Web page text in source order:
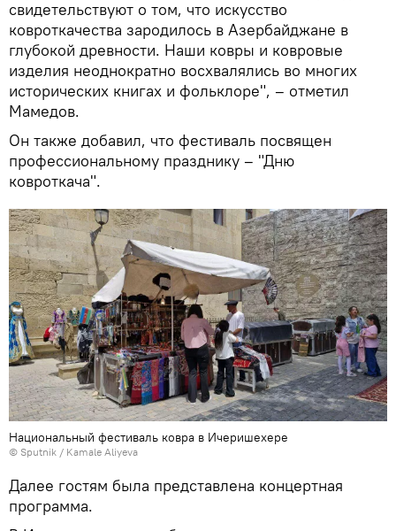
свидетельствуют о том, что искусство
ковроткачества зародилось в Азербайджане в
глубокой древности. Наши ковры и ковровые
изделия неоднократно восхвалялись во многих
исторических книгах и фольклоре", – отметил
Мамедов.
Он также добавил, что фестиваль посвящен
профессиональному празднику – "Дню
ковроткача".
Национальный фестиваль ковра в Ичеришехере
© Sputnik / Kamale Aliyeva
Далее гостям была представлена концертная
программа.